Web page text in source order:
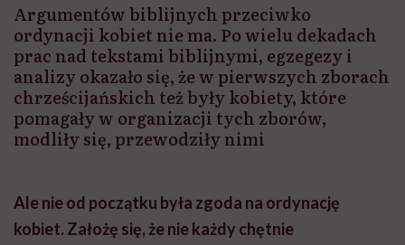
Argumentów biblijnych przeciwko
ordynacji kobiet nie ma. Po wielu dekadach
prac nad tekstami biblijnymi, egzegezy i
analizy okazało się, że w pierwszych zborach
chrześcijańskich też były kobiety, które
pomagały w organizacji tych zborów,
modliły się, przewodziły nimi
Alenie od początku była zgoda na ordynację
kobiet. Założę się, że nie każdy chętnie